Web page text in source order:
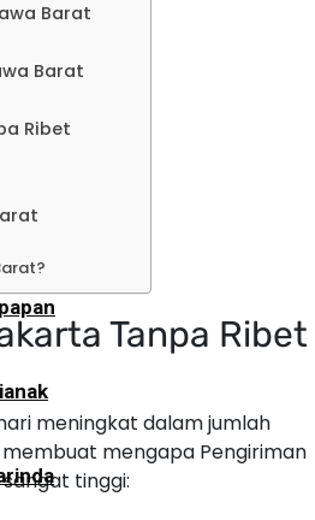
Barat
Barat
Ribet
Tanpa Ribet
meningkat dalam jumlah
mengapa Pengiriman
tinggi: